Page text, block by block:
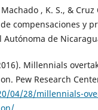
Machado , K. S., &
compensaciones y
Autónoma de
Millennials
Pew Research
04/28/millennials-